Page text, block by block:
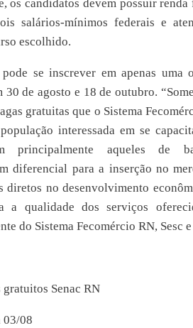
os candidatos devem possuir
salários-mínimos federais e
escolhido.
se inscrever em apenas uma
30 de agosto e 18 de outubro.
gratuitas que o Sistema
interessada em se
principalmente aqueles de
diferencial para a inserção no
diretos no desenvolvimento
a qualidade dos serviços
do Sistema Fecomércio RN, Sesc e
Senac RN
03/08